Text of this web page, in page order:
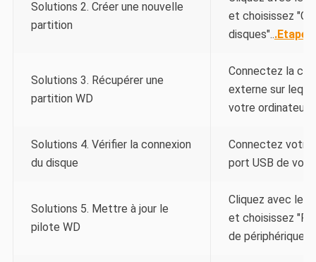
Solutions 2. Créer une nouvelle
partition
et choisissez
disques"..
Solutions 3. Récupérer une
partition WD
Connectez la clé
externe sur
votre ordinateur..
Solutions 4. Vérifier la connexion
du disque
Connectez votre
port USB de
Solutions 5. Mettre à jour le
pilote WD
Cliquez avec le
et choisissez
de